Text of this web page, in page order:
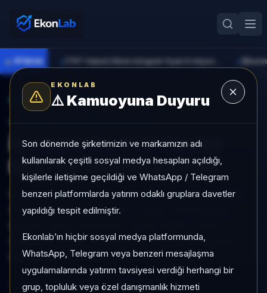
EKONLAB
⚠️Kamuoyuna Duyuru
Son dönemde şirketimizin ve markamızın adı
kullanılarak çeşitli sosyal medya hesapları açıldığı,
kişilerle iletişime geçildiği ve WhatsApp / Telegram
benzeri platformlarda yatırım odaklı gruplara davetler
yapıldığı tespit edilmiştir.
Ekonlab’ın hiçbir sosyal medya platformunda,
WhatsApp, Telegram veya benzeri mesajlaşma
uygulamalarında yatırım tavsiyesi verdiği herhangi bir
grup, topluluk veya özel danışmanlık hizmeti
● PİYASA
AI Fon Radar Değişken
SUNUCU TARAFI FON GIRIŞI
İŞ PORTFÖY TTF TENİSE
DESTEK DEĞİŞKEN FON
İŞ PORTFÖY TTF TENİSE DESTEK DEĞİŞKEN FON,
Değişken kategorisinde son 1 ayda +%3,25 getiri,
volatilitesi %0,09 ve Aktif KAP KAP yoğunluğu ile
izlenebilen bir fondur.
TND Değişken Risk:Düşük